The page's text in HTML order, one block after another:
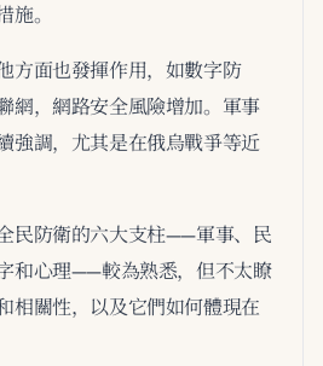
。
方面也發揮作用，如數字防
網，網路安全風險增加。軍事
強調，尤其是在俄烏戰爭等近
民防衛的六大支柱——軍事、民
和心理——較為熟悉，但不太瞭
相關性，以及它們如何體現在